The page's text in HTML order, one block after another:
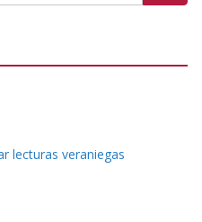
lecturas veraniegas